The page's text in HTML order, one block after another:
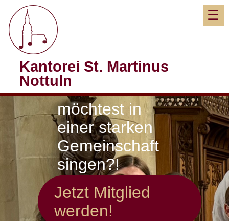
Kantorei St. Martinus
NottulnDu hast Spaß
an Musik und
möchtest in
einer starken
Gemeinschaft
singen?!
Jetzt Mitglied
werden!